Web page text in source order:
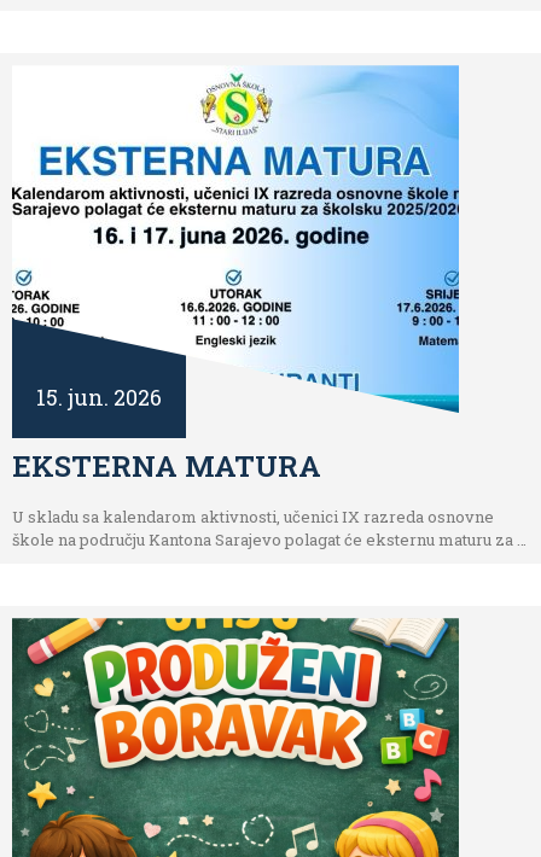
15. jun. 2026
EKSTERNA MATURA
U skladu sa kalendarom aktivnosti, učenici IX razreda osnovne
škole na području Kantona Sarajevo polagat će eksternu maturu za …